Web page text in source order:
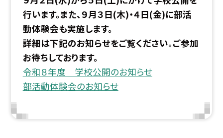
行います。また、９月３日(木)・４日(金)に部活
動体験会も実施します。
詳細は下記のお知らせをご覧ください。ご参加
お待ちしております。
令和８年度 学校公開のお知らせ
部活動体験会のお知らせ